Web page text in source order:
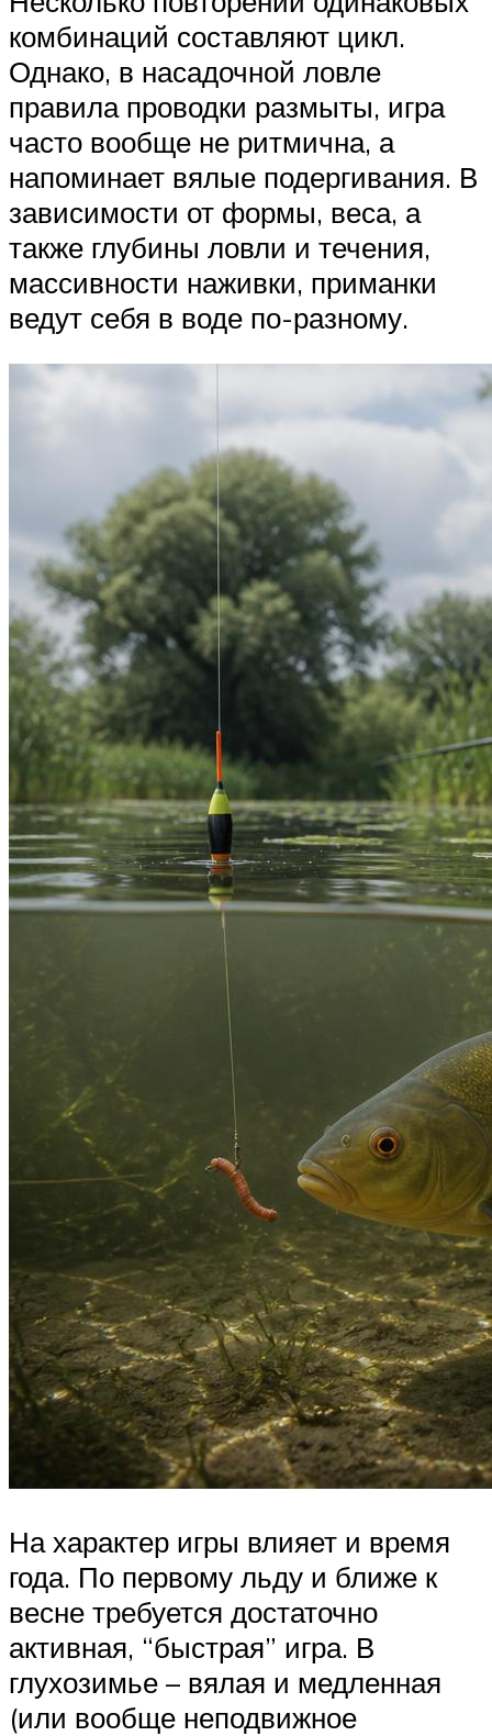
комбинаций составляют цикл.
Однако, в насадочной ловле
правила проводки размыты, игра
часто вообще не ритмична, а
напоминает вялые подергивания. В
зависимости от формы, веса, а
также глубины ловли и течения,
массивности наживки, приманки
ведут себя в воде по-разному.
На характер игры влияет и время
года. По первому льду и ближе к
весне требуется достаточно
активная, “быстрая” игра. В
глухозимье – вялая и медленная
(или вообще неподвижное